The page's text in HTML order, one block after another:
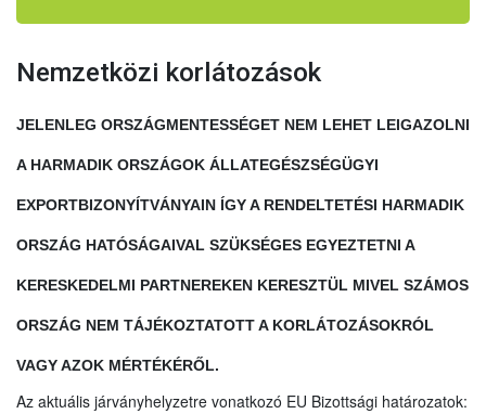
Nemzetközi korlátozások
JELENLEG ORSZÁGMENTESSÉGET NEM LEHET LEIGAZOLNI
A HARMADIK ORSZÁGOK ÁLLATEGÉSZSÉGÜGYI
EXPORTBIZONYÍTVÁNYAIN ÍGY A RENDELTETÉSI HARMADIK
ORSZÁG HATÓSÁGAIVAL SZÜKSÉGES EGYEZTETNI A
KERESKEDELMI PARTNEREKEN KERESZTÜL MIVEL SZÁMOS
ORSZÁG NEM TÁJÉKOZTATOTT A KORLÁTOZÁSOKRÓL
VAGY AZOK MÉRTÉKÉRŐL.
Az aktuális járványhelyzetre vonatkozó EU Bizottsági határozatok: